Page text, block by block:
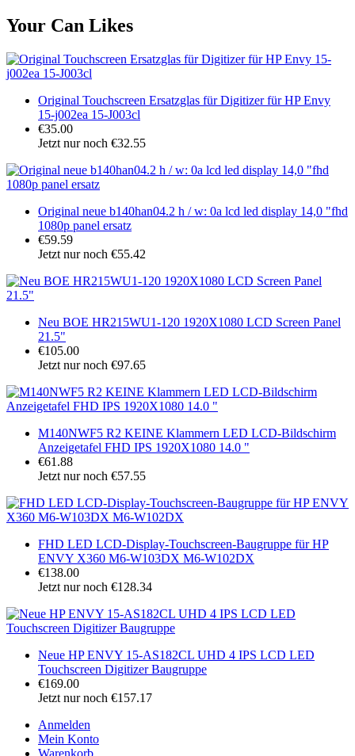
Your Can Likes
Original Touchscreen Ersatzglas für Digitizer für HP Envy
15-j002ea 15-J003cl
€35.00
Jetzt nur noch €32.55
Original neue b140han04.2 h / w: 0a lcd led display 14,0 "fhd
1080p panel ersatz
€59.59
Jetzt nur noch €55.42
Neu BOE HR215WU1-120 1920X1080 LCD Screen Panel
21.5"
€105.00
Jetzt nur noch €97.65
M140NWF5 R2 KEINE Klammern LED LCD-Bildschirm
Anzeigetafel FHD IPS 1920X1080 14.0 "
€61.88
Jetzt nur noch €57.55
FHD LED LCD-Display-Touchscreen-Baugruppe für HP
ENVY X360 M6-W103DX M6-W102DX
€138.00
Jetzt nur noch €128.34
Neue HP ENVY 15-AS182CL UHD 4 IPS LCD LED
Touchscreen Digitizer Baugruppe
€169.00
Jetzt nur noch €157.17
Anmelden
Mein Konto